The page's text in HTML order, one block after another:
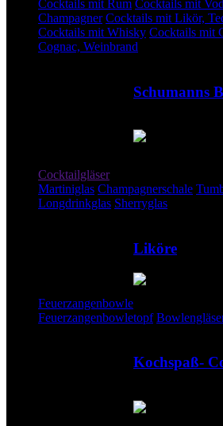
Cocktails mit Rum Cocktails mit
Champagner Cocktails mit Likör,
Cocktails mit Whisky Cocktails mit
Cognac, Weinbrand
Schumanns
Cocktailgläser
Martiniglas Champagnerschale
Longdrinkglas Sherryglas
Liköre
Feuerzangenbowle
Feuerzangenbowletopf
Kochspaß-